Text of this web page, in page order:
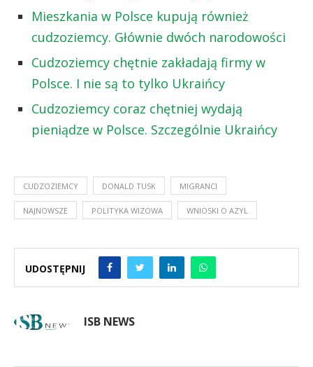
Mieszkania w Polsce kupują również
cudzoziemcy. Głównie dwóch narodowości
Cudzoziemcy chętnie zakładają firmy w
Polsce. I nie są to tylko Ukraińcy
Cudzoziemcy coraz chętniej wydają
pieniądze w Polsce. Szczególnie Ukraińcy
CUDZOZIEMCY DONALD TUSK MIGRANCI
NAJNOWSZE POLITYKA WIZOWA WNIOSKI O AZYL
UDOSTĘPNIJ
ISB NEWS